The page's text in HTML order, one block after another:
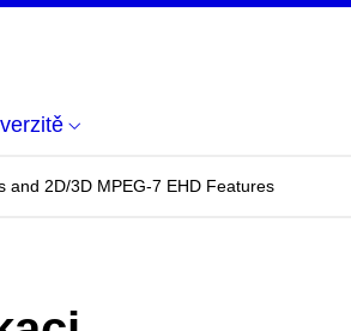
and 2D/3D MPEG-7 EHD Features